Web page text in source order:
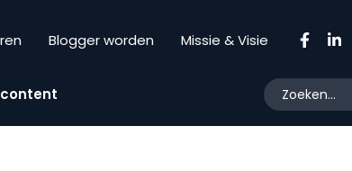
Blogger worden Missie & Visie